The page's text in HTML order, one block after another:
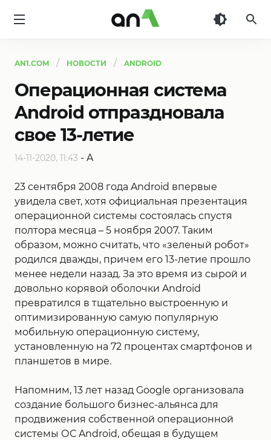
AN1.COM НОВОСТИ ANDROID
Операционная система
Android отпраздновала
свое 13-летие
14-11-2020, 11:43 - A
23 сентября 2008 года Android впервые
увидела свет, хотя официальная презентация
операционной системы состоялась спустя
полтора месяца – 5 ноября 2007. Таким
образом, можно считать, что «зеленый робот»
родился дважды, причем его 13-летие прошло
менее недели назад. За это время из сырой и
довольно корявой оболочки Android
превратился в тщательно выстроенную и
оптимизированную самую популярную
мобильную операционную систему,
установленную на 72 процентах смартфонов и
планшетов в мире.
Напомним, 13 лет назад Google организовала
создание большого бизнес-альянса для
продвижения собственной операционной
системы ОС Android, обещая в будущем